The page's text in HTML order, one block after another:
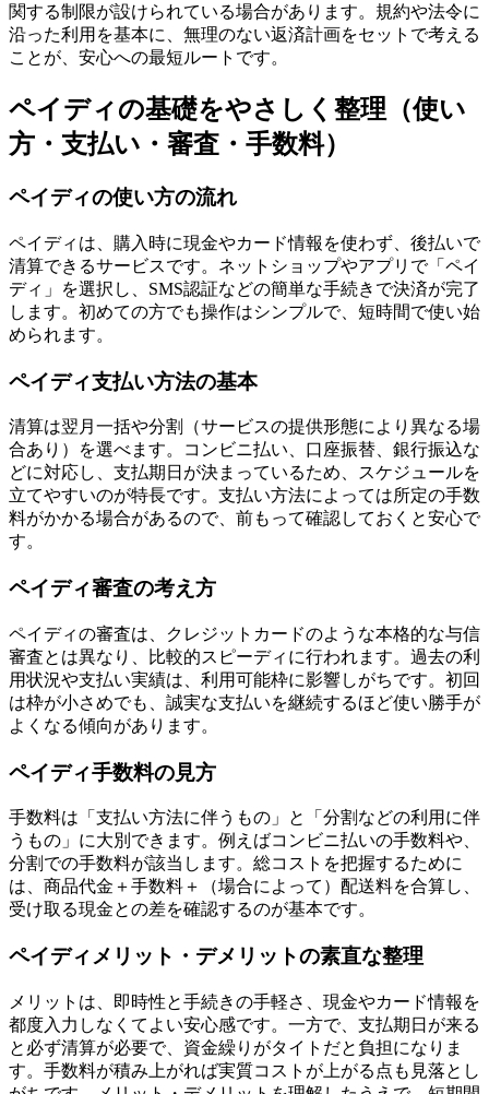
関する制限が設けられている場合があります。規約や法令に
沿った利用を基本に、無理のない返済計画をセットで考える
ことが、安心への最短ルートです。
ペイディの基礎をやさしく整理（使い
方・支払い・審査・手数料）
ペイディの使い方の流れ
ペイディは、購入時に現金やカード情報を使わず、後払いで
清算できるサービスです。ネットショップやアプリで「ペイ
ディ」を選択し、SMS認証などの簡単な手続きで決済が完了
します。初めての方でも操作はシンプルで、短時間で使い始
められます。
ペイディ支払い方法の基本
清算は翌月一括や分割（サービスの提供形態により異なる場
合あり）を選べます。コンビニ払い、口座振替、銀行振込な
どに対応し、支払期日が決まっているため、スケジュールを
立てやすいのが特長です。支払い方法によっては所定の手数
料がかかる場合があるので、前もって確認しておくと安心で
す。
ペイディ審査の考え方
ペイディの審査は、クレジットカードのような本格的な与信
審査とは異なり、比較的スピーディに行われます。過去の利
用状況や支払い実績は、利用可能枠に影響しがちです。初回
は枠が小さめでも、誠実な支払いを継続するほど使い勝手が
よくなる傾向があります。
ペイディ手数料の見方
手数料は「支払い方法に伴うもの」と「分割などの利用に伴
うもの」に大別できます。例えばコンビニ払いの手数料や、
分割での手数料が該当します。総コストを把握するために
は、商品代金＋手数料＋（場合によって）配送料を合算し、
受け取る現金との差を確認するのが基本です。
ペイディメリット・デメリットの素直な整理
メリットは、即時性と手続きの手軽さ、現金やカード情報を
都度入力しなくてよい安心感です。一方で、支払期日が来る
と必ず清算が必要で、資金繰りがタイトだと負担になりま
す。手数料が積み上がれば実質コストが上がる点も見落とし